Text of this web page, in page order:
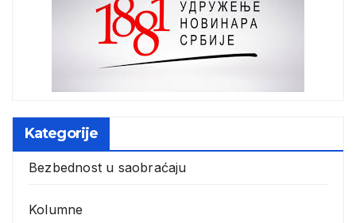
Kategorije
Bezbednost u saobraćaju
Kolumne